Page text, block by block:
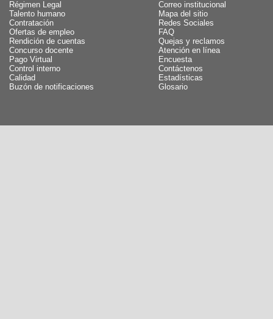
Régimen Legal
Talento humano
Contratación
Ofertas de empleo
Rendición de cuentas
Concurso docente
Pago Virtual
Control interno
Calidad
Buzón de notificaciones
Correo institucional
Mapa del sitio
Redes Sociales
FAQ
Quejas y reclamos
Atención en línea
Encuesta
Contáctenos
Estadísticas
Glosario